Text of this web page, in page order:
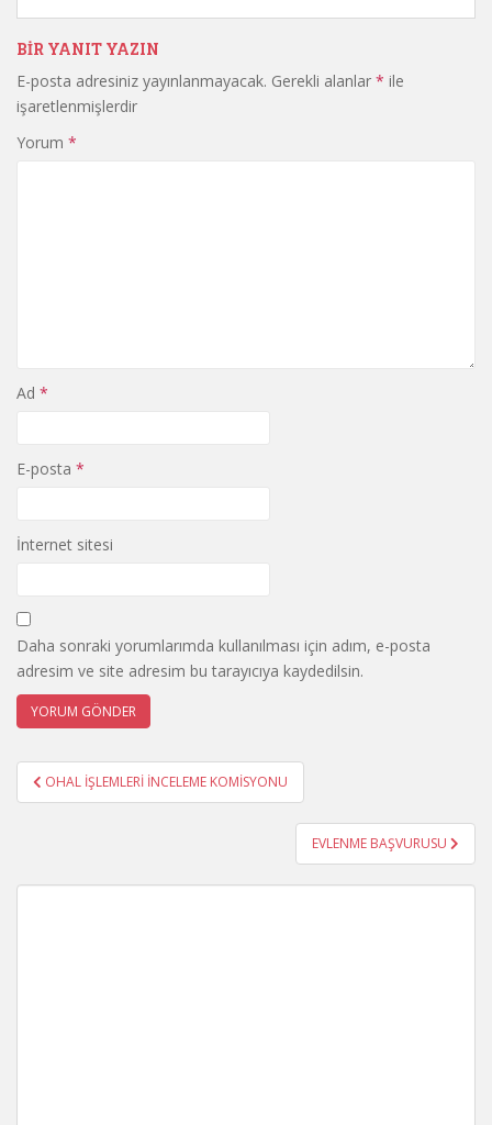
BIR YANIT YAZIN
E-posta adresiniz yayınlanmayacak. Gerekli alanlar * ile
işaretlenmişlerdir
Yorum *
Ad *
E-posta *
İnternet sitesi
Daha sonraki yorumlarımda kullanılması için adım, e-posta
adresim ve site adresim bu tarayıcıya kaydedilsin.
Yazı
gezinmesi
OHAL İŞLEMLERİ İNCELEME KOMİSYONU
EVLENME BAŞVURUSU